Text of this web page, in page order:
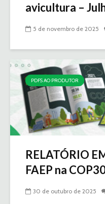
avicultura –
5 de novembro de 2025
PDFS AO PRODUTOR
RELATÓRIO
FAEP na
30 de outubro de 2025